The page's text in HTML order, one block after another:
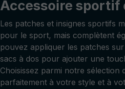
Accessoire sportif
Les patches et insignes sportifs
pour le sport, mais complètent
pouvez appliquer les patches
sacs à dos pour ajouter une
Choisissez parmi notre
parfaitement à votre style et à